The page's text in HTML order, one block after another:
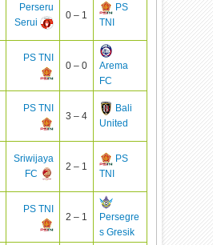
Perseru
Serui
0 – 1
PS
TNI
PS TNI
0 – 0
Arema
FC
PS TNI
3 – 4
Bali
United
Sriwijaya
FC
2 – 1
PS
TNI
PS TNI
2 – 1
Persegre
s Gresik